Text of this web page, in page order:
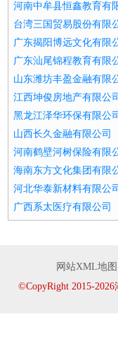
河南中牟县恒鑫教育有
台湾三国贸易股份有限
广东揭阳博远文化有限
广东汕尾锦程教育有限
山东潍坊丰盈金融有限
江西坤俊房地产有限公司
黑龙江泽华环保有限公司
山西长久金融有限公司
河南鹤壁河树保险有限
海南东方文化集团有限
河北华泰新材料有限公司
广西系太医疗有限公司
网站XML地图
©CopyRight 2015-